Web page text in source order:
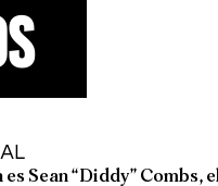
es Sean “Diddy” Combs, el